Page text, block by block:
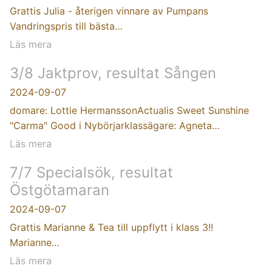
Grattis Julia - återigen vinnare av Pumpans
Vandringspris till bästa…
Läs mera
3/8 Jaktprov, resultat Sången
2024-09-07
domare: Lottie HermanssonActualis Sweet Sunshine
"Carma" Good i Nybörjarklassägare: Agneta…
Läs mera
7/7 Specialsök, resultat
Östgötamaran
2024-09-07
Grattis Marianne & Tea till uppflytt i klass 3!!
Marianne…
Läs mera